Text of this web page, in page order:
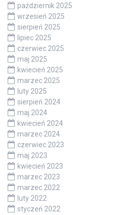
październik 2025
wrzesień 2025
sierpień 2025
lipiec 2025
czerwiec 2025
maj 2025
kwiecień 2025
marzec 2025
luty 2025
sierpień 2024
maj 2024
kwiecień 2024
marzec 2024
czerwiec 2023
maj 2023
kwiecień 2023
marzec 2023
marzec 2022
luty 2022
styczeń 2022